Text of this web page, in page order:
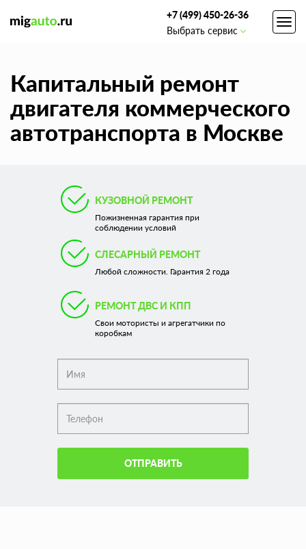
+7 (499) 450-26-36
Выбрать сервис
Капитальный ремонт
двигателя коммерческого
автотранспорта в Москве
КУЗОВНОЙ РЕМОНТ
Пожизненная гарантия при
соблюдении условий
СЛЕСАРНЫЙ РЕМОНТ
Любой сложности. Гарантия 2 года
РЕМОНТ ДВС И КПП
Свои мотористы и агрегатчики по
коробкам
ОТПРАВИТЬ